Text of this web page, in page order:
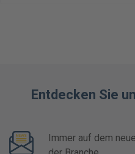
Entdecken Sie
Immer auf dem